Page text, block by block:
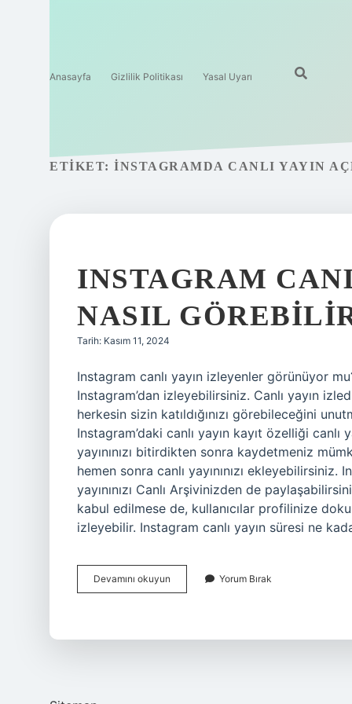
Anasayfa Gizlilik Politikası Yasal Uyarı
ETIKET: İNSTAGRAMDA CANLI YAYIN
INSTAGRAM
NASIL
Tarih: Kasım 11, 2024
Instagram canlı yayın izleyenler görünüyor
Instagram’dan izleyebilirsiniz. Canlı yayın
herkesin sizin katıldığınızı görebileceğini
Instagram’daki canlı yayın kayıt özelliği
yayınınızı bitirdikten sonra kaydetmeniz
hemen sonra canlı yayınınızı ekleyebilirsiniz.
yayınınızı Canlı Arşivinizden de
kabul edilmese de, kullanıcılar profilinize
izleyebilir. Instagram canlı yayın süresi ne
Devamını okuyun Instagram
Canlı
Yorum Bırak